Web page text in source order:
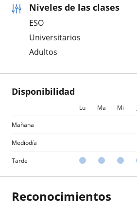
Niveles de las clases
ESO
Universitarios
Adultos
Disponibilidad
Lu Ma Mi
Mañana
Mediodía
Tarde
Reconocimientos